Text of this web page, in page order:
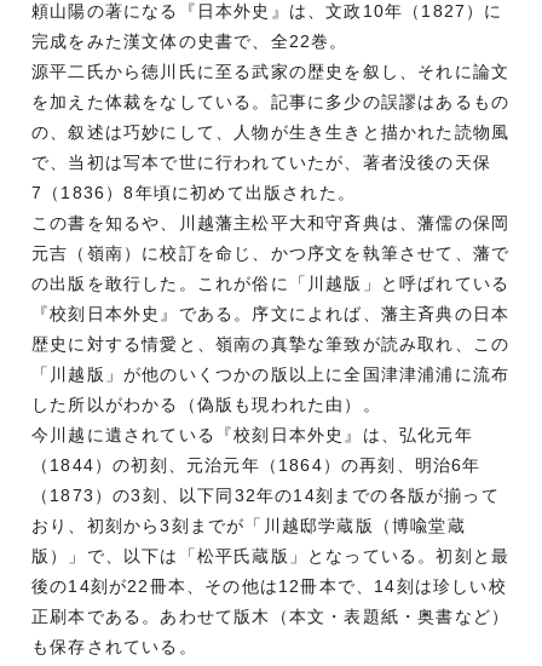
頼山陽の著になる『日本外史』は、文政10年（1827）に
完成をみた漢文体の史書で、全22巻。
源平二氏から徳川氏に至る武家の歴史を叙し、それに論文
を加えた体裁をなしている。記事に多少の誤謬はあるもの
の、叙述は巧妙にして、人物が生き生きと描かれた読物風
で、当初は写本で世に行われていたが、著者没後の天保
7（1836）8年頃に初めて出版された。
この書を知るや、川越藩主松平大和守斉典は、藩儒の保岡
元吉（嶺南）に校訂を命じ、かつ序文を執筆させて、藩で
の出版を敢行した。これが俗に「川越版」と呼ばれている
『校刻日本外史』である。序文によれば、藩主斉典の日本
歴史に対する情愛と、嶺南の真摯な筆致が読み取れ、この
「川越版」が他のいくつかの版以上に全国津津浦浦に流布
した所以がわかる（偽版も現われた由）。
今川越に遺されている『校刻日本外史』は、弘化元年
（1844）の初刻、元治元年（1864）の再刻、明治6年
（1873）の3刻、以下同32年の14刻までの各版が揃って
おり、初刻から3刻までが「川越邸学蔵版（博喩堂蔵
版）」で、以下は「松平氏蔵版」となっている。初刻と最
後の14刻が22冊本、その他は12冊本で、14刻は珍しい校
正刷本である。あわせて版木（本文・表題紙・奥書など）
も保存されている。